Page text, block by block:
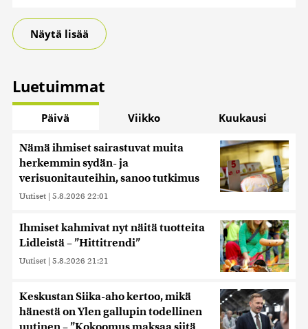
Näytä lisää
Luetuimmat
Päivä Viikko Kuukausi
Nämä ihmiset sairastuvat muita
herkemmin sydän- ja
verisuonitauteihin, sanoo tutkimus
Uutiset | 5.8.2026 22:01
Ihmiset kahmivat nyt näitä tuotteita
Lidleistä – ”Hittitrendi”
Uutiset | 5.8.2026 21:21
Keskustan Siika-aho kertoo, mikä
hänestä on Ylen gallupin todellinen